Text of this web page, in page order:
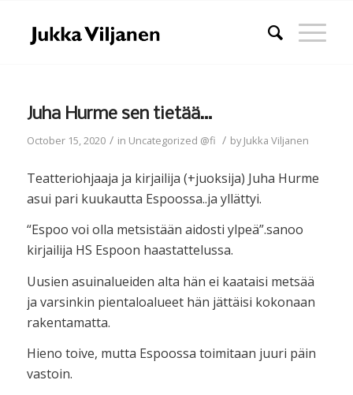
Juha Hurme sen tietää…
October 15, 2020 / in Uncategorized @fi / byJukka Viljanen
Teatteriohjaaja ja kirjailija (+juoksija) Juha Hurme
asui pari kuukautta Espoossa..ja yllättyi.
“Espoo voi olla metsistään aidosti ylpeä”.sanoo
kirjailija HS Espoon haastattelussa.
Uusien asuinalueiden alta hän ei kaataisi metsää
ja varsinkin pientaloalueet hän jättäisi kokonaan
rakentamatta.
Hieno toive, mutta Espoossa toimitaan juuri päin
vastoin.